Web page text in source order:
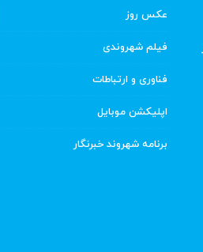
عکس روز
فیلم شهروندی
فناوری و ارتباطات
اپلیکشن موبایل
برنامه شهروند خبرنگار